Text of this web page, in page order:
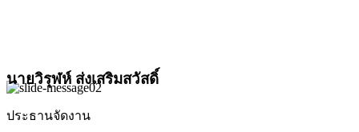
นายวิรุฬห์ ส่งเสริมสวัสดิ์
ประธานจัดงาน